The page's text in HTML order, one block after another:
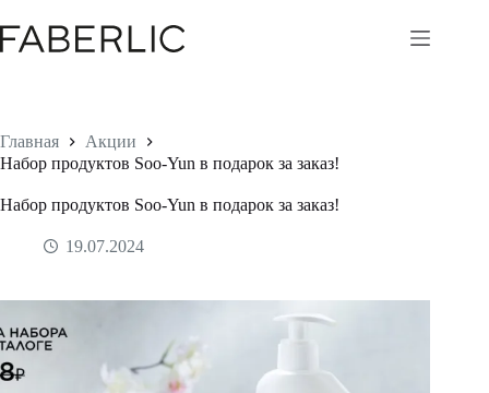
к
сути
Главная
Акции
Набор продуктов Soo-Yun в подарок за заказ!
Набор продуктов Soo-Yun в подарок за заказ!
19.07.2024